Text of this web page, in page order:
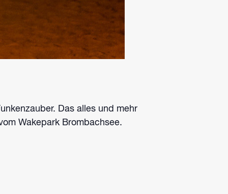
Das alles und mehr
Wakepark Brombachsee.